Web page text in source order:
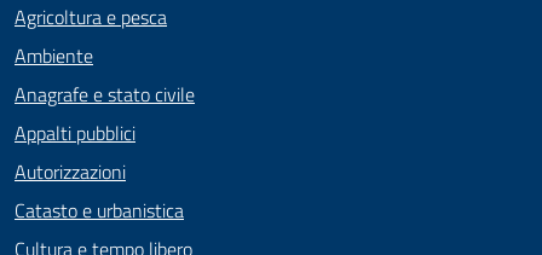
Agricoltura e pesca
Ambiente
Anagrafe e stato civile
Appalti pubblici
Autorizzazioni
Catasto e urbanistica
Cultura e tempo libero